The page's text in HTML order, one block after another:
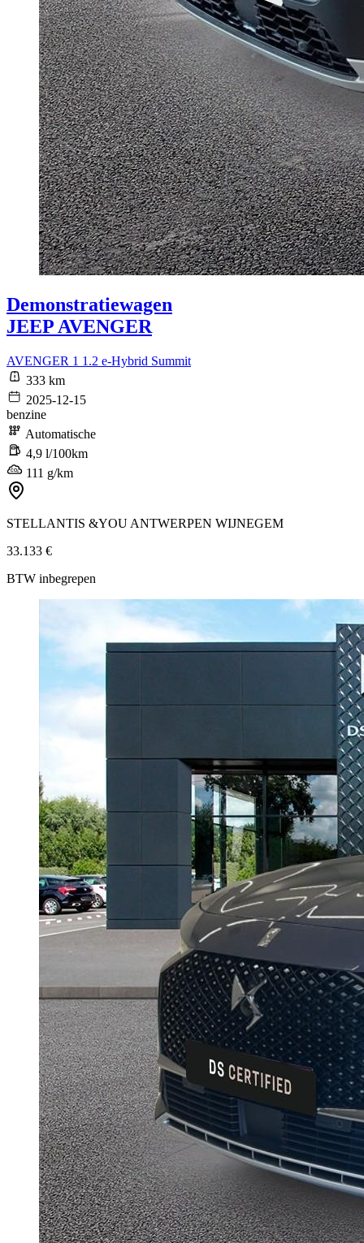
Demonstratiewagen
JEEP AVENGER
AVENGER 1 1.2 e-Hybrid Summit
333 km
2025-12-15
benzine
Automatische
4,9 l/100km
111 g/km
STELLANTIS &YOU ANTWERPEN WIJNEGEM
33.133 €
BTW inbegrepen